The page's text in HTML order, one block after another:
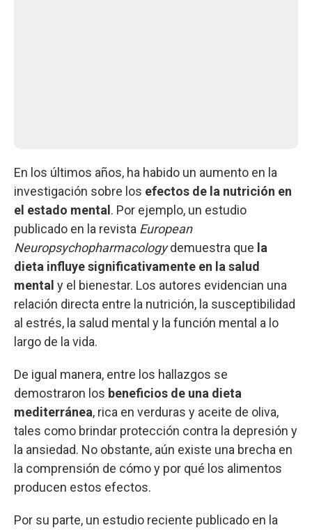
En los últimos años, ha habido un aumento en la
investigación sobre los efectos de la nutrición en
el estado mental . Por ejemplo, un estudio
publicado en la revista European
Neuropsychopharmacologydemuestra que la
dieta influye significativamente en la salud
mental y el bienestar. Los autores evidencian una
relación directa entre la nutrición, la susceptibilidad
al estrés, la salud mental y la función mental a lo
largo de la vida.
De igual manera, entre los hallazgos se
demostraron los beneficios de una dieta
mediterránea, rica en verduras y aceite de oliva,
tales como brindar protección contra la depresión y
la ansiedad. No obstante, aún existe una brecha en
la comprensión de cómo y por qué los alimentos
producen estos efectos.
Por su parte, un estudio reciente publicado en la